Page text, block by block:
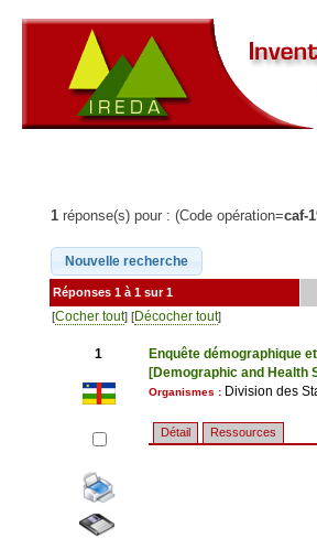
1 réponse(s) pour : (Code opération=caf-
Réponses 1 à 1 sur 1
[Cocher tout] [Décocher tout]
1
Enquête démographique
[Demographic and Health
Organismes : Division des
Détail Ressources